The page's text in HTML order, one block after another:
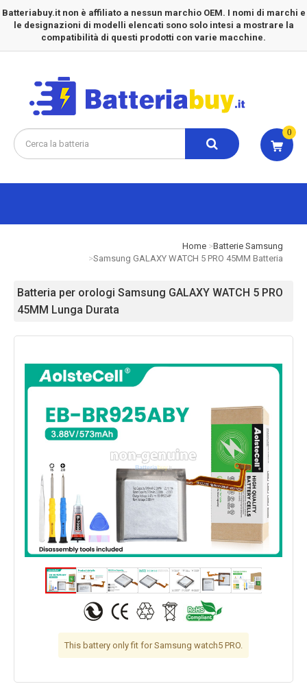
Batteriabuy.it non è affiliato a nessun marchio OEM. I nomi di marchi e
le designazioni di modelli elencati sono solo intesi a mostrare la
compatibilità di questi prodotti con varie macchine.
0
Home
Batterie Samsung
Samsung GALAXY WATCH 5 PRO 45MM Batteria
Batteria per orologi Samsung GALAXY WATCH 5 PRO
45MM Lunga Durata
This battery only fit for Samsung watch5 PRO.